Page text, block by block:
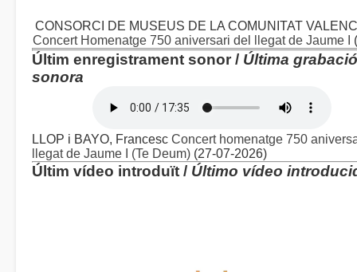
CONSORCI DE MUSEUS DE LA COMUNITAT
Concert Homenatge 750 aniversari del llegat de Jaume I
Últim enregistrament sonor / Última
sonora
LLOP i BAYO, Francesc Concert homenatge 750
llegat de Jaume I (Te Deum) (27-07-2026)
Últim vídeo introduït / Último vídeo